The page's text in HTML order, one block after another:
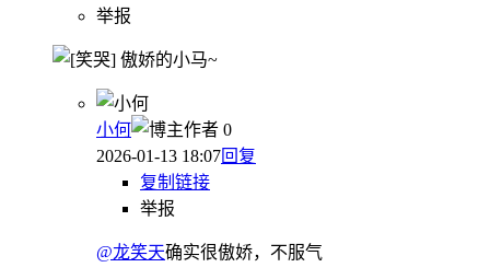
举报
傲娇的小马~
小何 作者 0
2026-01-13 18:07回复
复制链接
举报
@龙笑天确实很傲娇，不服气